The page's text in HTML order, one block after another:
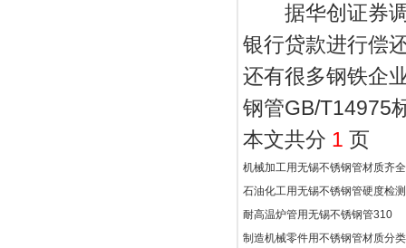
据华创证券调
银行贷款进行偿
还有很多钢铁企
钢管GB/T14975
本文共分 1 页
机械加工用无锡不锈钢管材质齐全
石油化工用无锡不锈钢管硬度检测
耐高温炉管用无锡不锈钢管310
制造机械零件用不锈钢管材质分类